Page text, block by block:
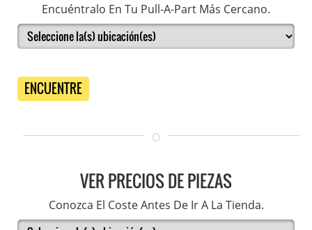
Encuéntralo En Tu Pull-A-Part Más Cercano.
ENCUENTRE
O
VER PRECIOS DE PIEZAS
Conozca El Coste Antes De Ir A La Tienda.